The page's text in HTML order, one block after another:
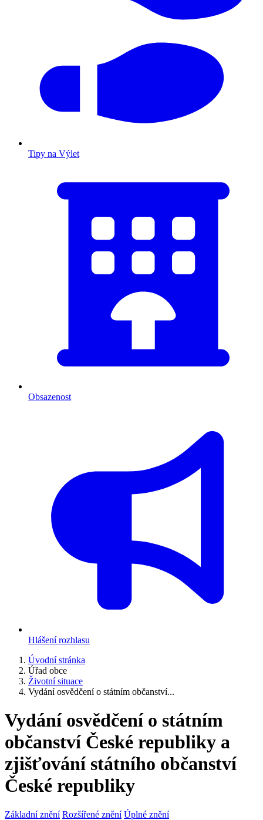
Tipy na Výlet
Obsazenost
Hlášení rozhlasu
Úvodní stránka
Úřad obce
Životní situace
Vydání osvědčení o státním občanství...
Vydání osvědčení o státním
občanství České republiky a
zjišťování státního občanství
České republiky
Základní znění Rozšířené znění Úplné znění